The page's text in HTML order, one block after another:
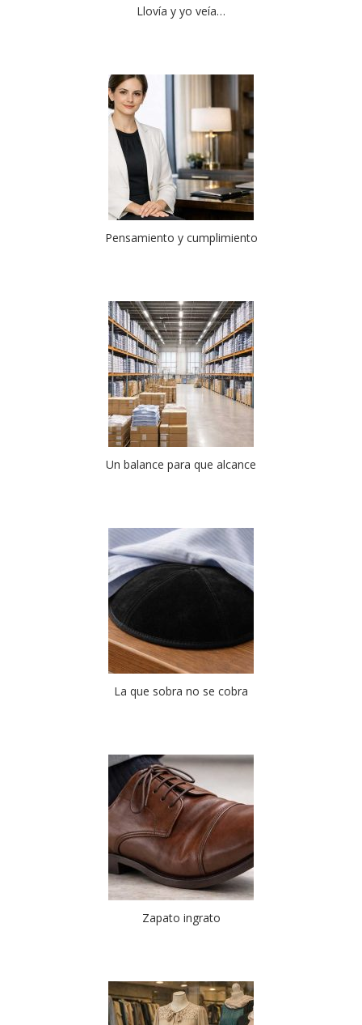
Llovía y yo veía…
Pensamiento y cumplimiento
Un balance para que alcance
La que sobra no se cobra
Zapato ingrato